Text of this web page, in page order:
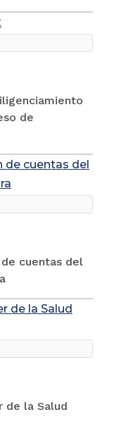
de
de cuentas del
cuentas del
de la Salud
de la Salud